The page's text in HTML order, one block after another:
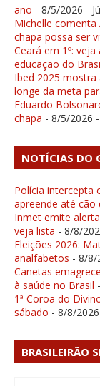
ano - 8/5/2026 -
Michelle comenta
chapa possa ser
Ceará em 1º:
educação do
Ibed 2025
longe da meta
Eduardo
chapa - 8/5/2026
NOTÍCIAS DO
Polícia intercepta
apreende até cão
Inmet emite
veja lista - 8/8/
Eleições 2026:
analfabetos - 8/8/
Canetas
à saúde no Brasil
1ª Coroa do
sábado - 8/8/2026
BRASILEIRÃO